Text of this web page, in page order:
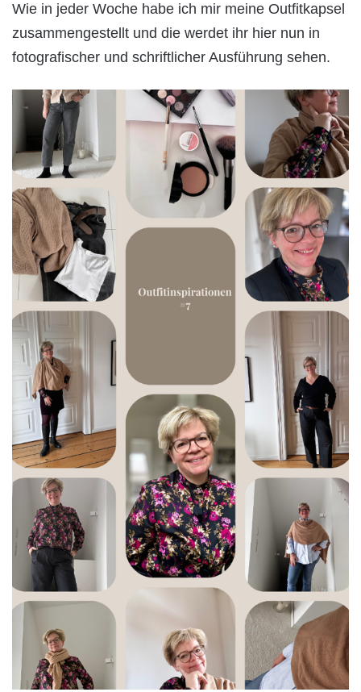
Wie in jeder Woche habe ich mir meine Outfitkapsel
zusammengestellt und die werdet ihr hier nun in
fotografischer und schriftlicher Ausführung sehen.